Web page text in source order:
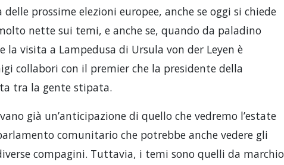
prossime elezioni europee, anche se oggi si chiede
nette sui temi, e anche se, quando da paladino
la visita a Lampedusa di Ursula von der Leyen è
collabori con il premier che la presidente della
tra la gente stipata.
già un’anticipazione di quello che vedremo l’estate
comunitario che potrebbe anche vedere gli
compagini. Tuttavia, i temi sono quelli da marchio